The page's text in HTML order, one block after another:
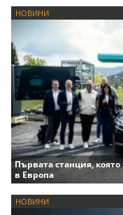
НОВИНИ
Първата станция,
в Европа
НОВИНИ